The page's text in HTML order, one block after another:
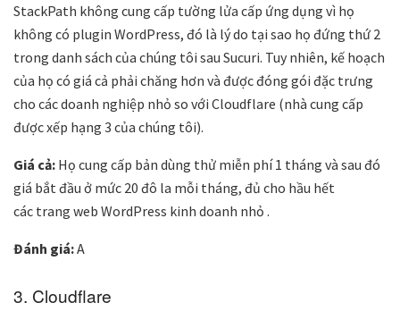
StackPath không cung cấp tường lửa cấp ứng dụng vì họ
không có plugin WordPress, đó là lý do tại sao họ đứng thứ 2
trong danh sách của chúng tôi sau Sucuri. Tuy nhiên, kế hoạch
của họ có giá cả phải chăng hơn và được đóng gói đặc trưng
cho các doanh nghiệp nhỏ so với Cloudflare (nhà cung cấp
được xếp hạng 3 của chúng tôi).
Giá cả: Họ cung cấp bản dùng thử miễn phí 1 tháng và sau đó
giá bắt đầu ở mức 20 đô la mỗi tháng, đủ cho hầu hết
các trang web WordPress kinh doanh nhỏ .
Đánh giá:A
3. Cloudflare